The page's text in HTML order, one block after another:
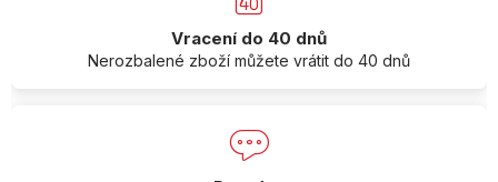
Vracení do 40 dnů
Nerozbalené zboží můžete vrátit do 40 dnů